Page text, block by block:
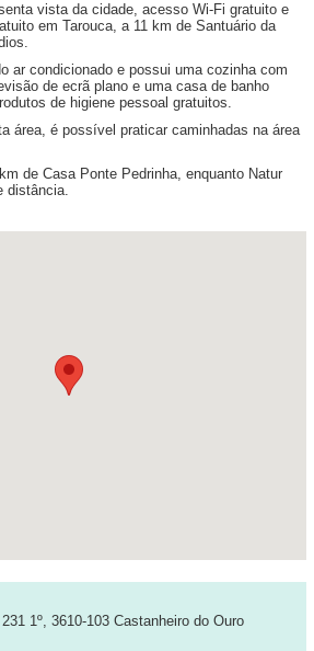
vista da cidade, acesso Wi-Fi gratuito e
em Tarouca, a 11 km de Santuário da
ar condicionado e possui uma cozinha com
de ecrã plano e uma casa de banho
de higiene pessoal gratuitos.
área, é possível praticar caminhadas na área
de Casa Ponte Pedrinha, enquanto Natur
distância.
1º, 3610-103 Castanheiro do Ouro